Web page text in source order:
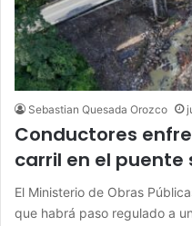
Sebastian Quesada Orozco
Conductores
carril en el puente
El Ministerio de Obras
que habrá paso regulado a